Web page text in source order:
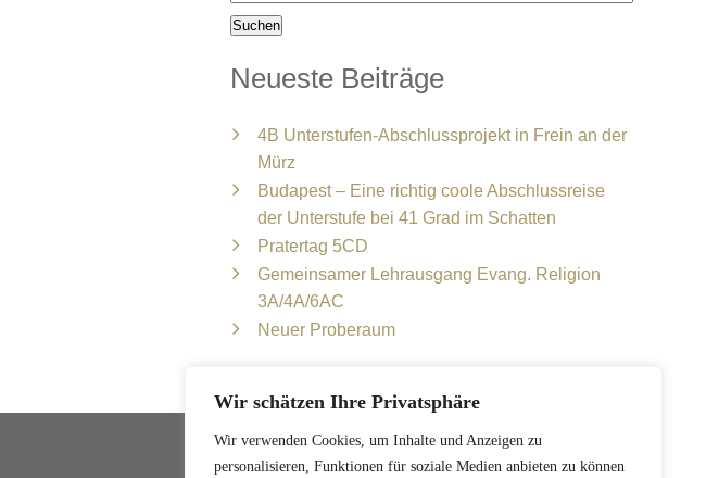
Wir schätzen Ihre Privatsphäre
Wir verwenden Cookies, um Inhalte und Anzeigen zu
personalisieren, Funktionen für soziale Medien anbieten zu können
Neueste Beiträge
4B Unterstufen-Abschlussprojekt in Frein an der
Mürz
Budapest – Eine richtig coole Abschlussreise
der Unterstufe bei 41 Grad im Schatten
Pratertag 5CD
Gemeinsamer Lehrausgang Evang. Religion
3A/4A/6AC
Neuer Proberaum